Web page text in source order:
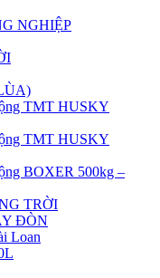
NGHIỆP
TMT HUSKY
TMT HUSKY
BOXER 500kg –
TRỜI
ĐÒN
Loan